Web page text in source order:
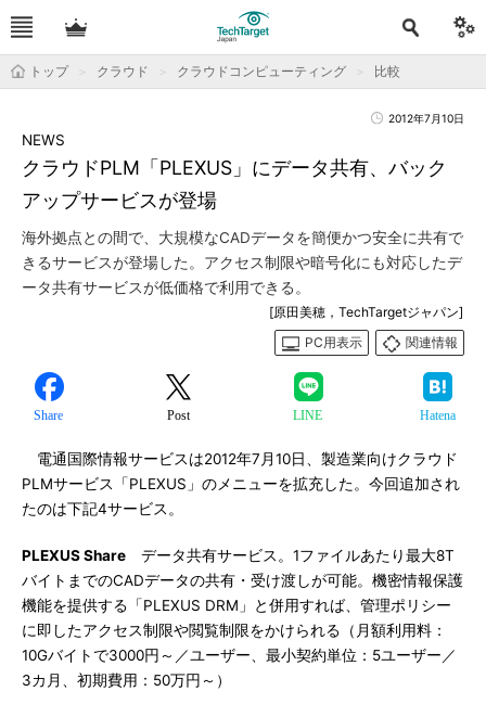
トップ クラウド クラウドコンピューティング 比較
2012年7月10日
クラウドPLM「PLEXUS」にデータ共有、バック
アップサービスが登場
NEWS
海外拠点との間で、大規模なCADデータを簡便かつ安全に共有で
きるサービスが登場した。アクセス制限や暗号化にも対応したデ
ータ共有サービスが低価格で利用できる。
[原田美穂，TechTargetジャパン]
PC用表示
関連情報
Share Post LINE Hatena
電通国際情報サービスは2012年7月10日、製造業向けクラウド
PLMサービス「PLEXUS」のメニューを拡充した。今回追加され
たのは下記4サービス。
PLEXUS Share データ共有サービス。1ファイルあたり最大8T
バイトまでのCADデータの共有・受け渡しが可能。機密情報保護
機能を提供する「PLEXUS DRM」と併用すれば、管理ポリシー
に即したアクセス制限や閲覧制限をかけられる（月額利用料：
10Gバイトで3000円～／ユーザー、最小契約単位：5ユーザー／
3カ月、初期費用：50万円～）